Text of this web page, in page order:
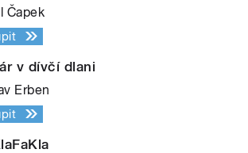
Čapek
v dívčí dlani
Erben